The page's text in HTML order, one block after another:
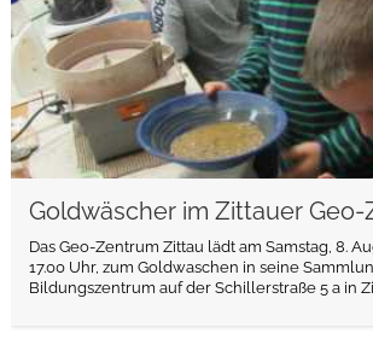
Goldwäscher im Zittauer
Das Geo-Zentrum Zittau lädt am Samstag, 8.
17.00 Uhr, zum Goldwaschen in seine
Bildungszentrum auf der Schillerstraße 5 a in